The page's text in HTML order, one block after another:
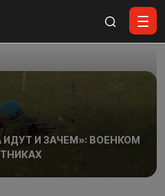
И ЗАЧЕМ»: ВОЕНКОМ